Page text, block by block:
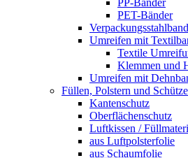
PP-Bänder
PET-Bänder
Verpackungsstahlband
Umreifen mit
Textile
Klemmen und
Umreifen mit
Füllen, Polstern und
Kantenschutz
Oberflächenschutz
Luftkissen /
aus Luftpolsterfolie
aus Schaumfolie